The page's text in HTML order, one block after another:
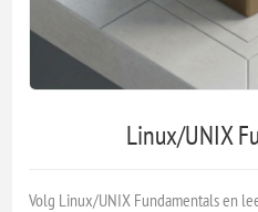
Linux/UNIX
Volg Linux/UNIX Fundamentals en